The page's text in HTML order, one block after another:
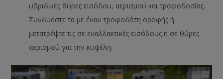
υβριδικές θύρες εισόδου, αερισμού και τροφοδοσίας.
Συνδυάστε τα με έναν τροφοδότη οροφής ή
μετατρέψτε τις σε εναλλακτικές εισόδους ή σε θύρες
αερισμού για την κυψέλη.